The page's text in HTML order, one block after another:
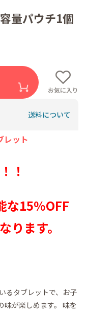
量パウチ1個
お気に入り
送料について
レット
！
な15％OFF
ります。
るタブレットで、お子
味が楽しめます。 味を